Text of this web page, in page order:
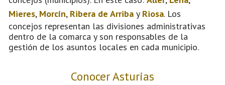
Mieres, Morcín, Ribera de Arriba y Riosa. Los
concejos representan las divisiones administrativas
dentro de la comarca y son responsables de la
gestión de los asuntos locales en cada municipio.
Conocer Asturias